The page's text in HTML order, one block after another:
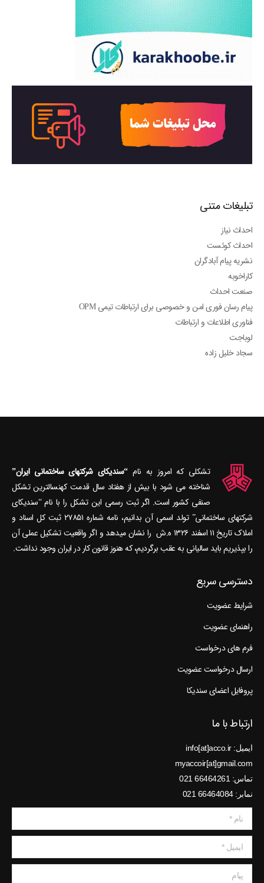
تبلیغات متنی
احداث نیاز
احداث کوئست
نشریه پیام آبادگران
کاراخوبه
صنعت احداث
پیام رسان فوری امن و خصوصی برای ارتباطات تیمی OPM
فناوری اطلاعات و ارتباطات
لوباجت
سجاد خلیل زاده
تشکلی که امروز به نام“سندیکای شرکتهای ساختمانی ایران”
شناخته می‎ شود با بیش از هفتاد سال قدمت کهنسال‎ترین تشکل
صنفی کشور است. اگر ثبت رسمی این تشکل را با نام “سندیکای
شرکتهای ساختمانی” تولد اسمی آن بدانیم، نامه شماره ۲۷۸۵۱ ثبت کل اسناد و
املاک تاریخ ۱۱ اسفند ۱۳۲۶ ه.ش را نشان می‎دهد و اگر واقعیت تشکیل عملی آن
را بپذیریم باید سالیانی به عقب برگردیم، که هنوز قانون کار در ایران وجود نداشت.
دسترسی سریع
شرایط عضویت
راهنمای عضویت
فرم های درخواست
ارسال درخواست عضویت
پروفایل اعضای سندیکا
ارتباط با ما
ایمیل: info[at]acco.ir
myaccoir[at]gmail.com
تماس: 66464261 021
نمابر: 66464084 021
نام *
ایمیل *